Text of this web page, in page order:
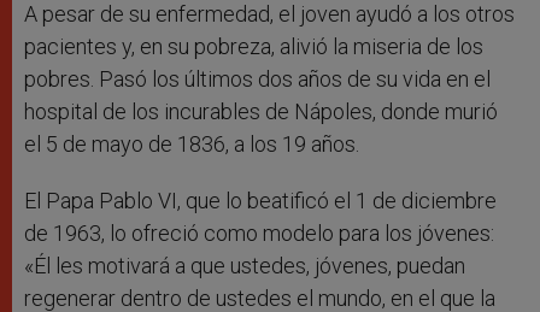
A pesar de su enfermedad, el joven ayudó a los otros
pacientes y, en su pobreza, alivió la miseria de los
pobres. Pasó los últimos dos años de su vida en el
hospital de los incurables de Nápoles, donde murió
el 5 de mayo de 1836, a los 19 años.
El Papa Pablo VI, que lo beatificó el 1 de diciembre
de 1963, lo ofreció como modelo para los jóvenes:
«Él les motivará a que ustedes, jóvenes, puedan
regenerar dentro de ustedes el mundo, en el que la